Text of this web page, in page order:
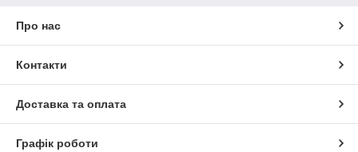
Про нас
Контакти
Доставка та оплата
Графік роботи